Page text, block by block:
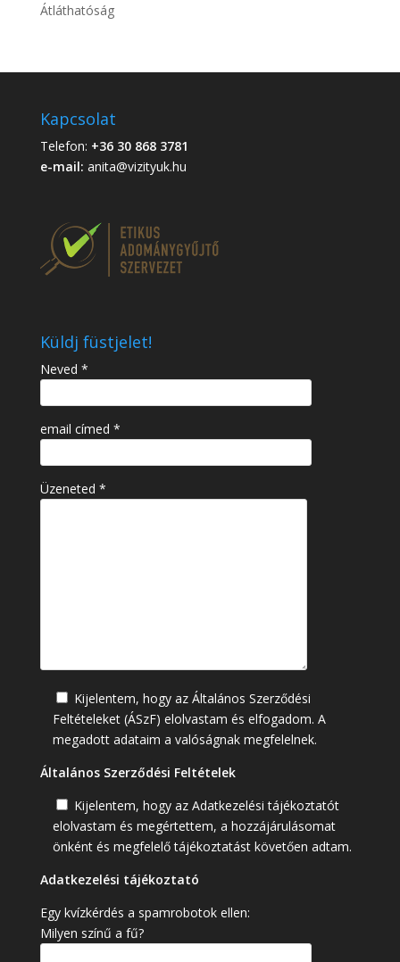
Átláthatóság
Kapcsolat
Telefon: +36 30 868 3781
e-mail: anita@vizityuk.hu
Küldj füstjelet!
Neved *
email címed *
Üzeneted *
Kijelentem, hogy az Általános Szerződési
Feltételeket (ÁSzF) elolvastam és elfogadom. A
megadott adataim a valóságnak megfelelnek.
Általános Szerződési Feltételek
Kijelentem, hogy az Adatkezelési tájékoztatót
elolvastam és megértettem, a hozzájárulásomat
önként és megfelelő tájékoztatást követően adtam.
Adatkezelési tájékoztató
Egy kvízkérdés a spamrobotok ellen:
Milyen színű a fű?